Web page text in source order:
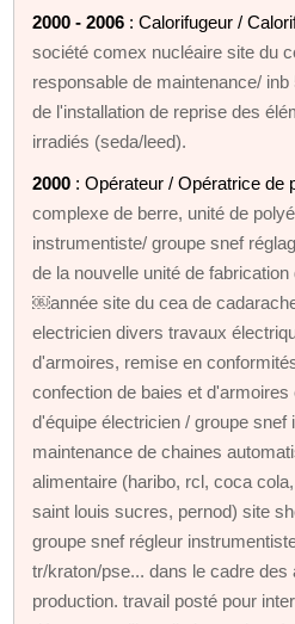
2000 - 2006 : Calorifugeur /
société comex nucléaire site du
responsable de maintenance/
de l'installation de reprise des
irradiés (seda/leed).
2000 : Opérateur / Opératrice de
complexe de berre, unité de
instrumentiste/ groupe snef
de la nouvelle unité de
￼année site du cea de
electricien divers travaux
d'armoires, remise en
confection de baies et
d'équipe électricien / groupe snef
maintenance de chaines
alimentaire (haribo, rcl, coca
saint louis sucres, pernod) site
groupe snef régleur
tr/kraton/pse... dans le cadre des
production. travail posté pour